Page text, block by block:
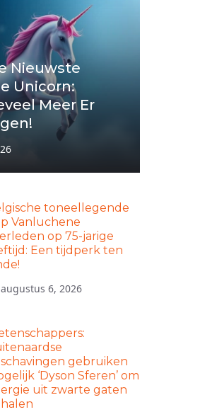
Nieuwste
Unicorn:
Meer Er
toneellegende
Vanluchene
op 75-jarige
Een tijdperk ten
augustus 6, 2026
gebruiken
‘Dyson Sferen’ om
uit zwarte gaten